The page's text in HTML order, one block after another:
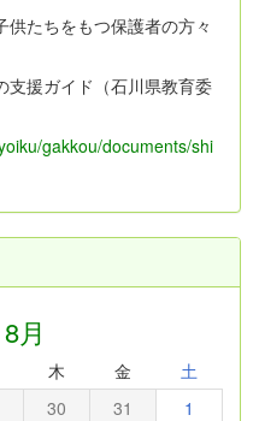
たちをもつ保護者の方々
支援ガイド（石川県教育委
gakkou/documents/shi
月
木 金 土
30 31 1